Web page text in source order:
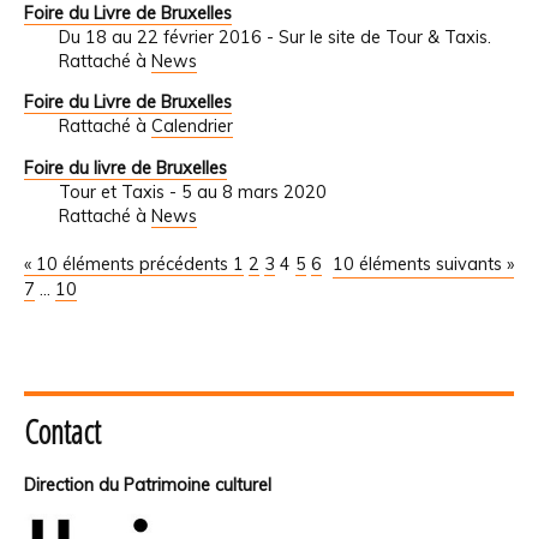
Foire du Livre de Bruxelles
Du 18 au 22 février 2016 - Sur le site de Tour & Taxis.
Rattaché à News
Foire du Livre de Bruxelles
Rattaché à Calendrier
Foire du livre de Bruxelles
Tour et Taxis - 5 au 8 mars 2020
Rattaché à News
« 10 éléments précédents 10 éléments suivants »
1 2 3 4 5 6
7 ... 10
Contact
Direction du Patrimoine culturel